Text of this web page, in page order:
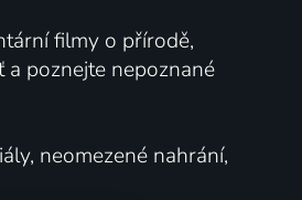
filmy o přírodě,
poznejte nepoznané
neomezené nahrání,